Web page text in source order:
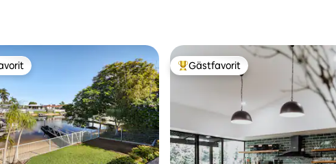
betyg, 36 omdömen
Populär gästfavorit
Gästfavorit